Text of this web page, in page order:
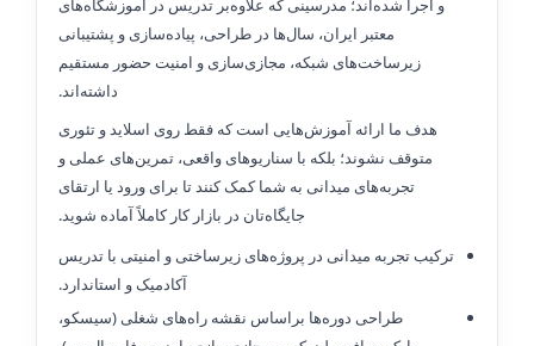
و اجرا شده‌اند؛ مدرسینی که علاوه‌بر تدریس در آموزشگاه‌های
معتبر ایران، سال‌ها در طراحی، پیاده‌سازی و پشتیبانی
زیرساخت‌های شبکه، مجازی‌سازی و امنیت حضور مستقیم
داشته‌اند.
هدف ما ارائه آموزش‌هایی است که فقط روی اسلاید و تئوری
متوقف نشوند؛ بلکه با سناریوهای واقعی، تمرین‌های عملی و
تجربه‌های میدانی به شما کمک کنند تا برای ورود یا ارتقای
جایگاه‌تان در بازار کار کاملاً آماده شوید.
ترکیب تجربه میدانی در پروژه‌های زیرساختی و امنیتی با تدریس
آکادمیک و استاندارد.
طراحی دوره‌ها براساس نقشه راه‌های شغلی (سیسکو،